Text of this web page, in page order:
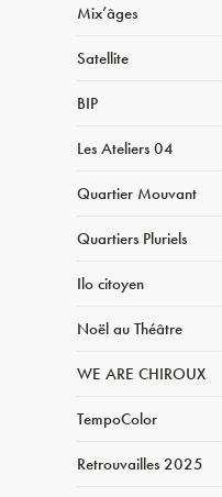
Mix’âges
Satellite
BIP
Les Ateliers 04
Quartier Mouvant
Quartiers Pluriels
Ilo citoyen
Noël au Théâtre
WE ARE CHIROUX
TempoColor
Retrouvailles 2025